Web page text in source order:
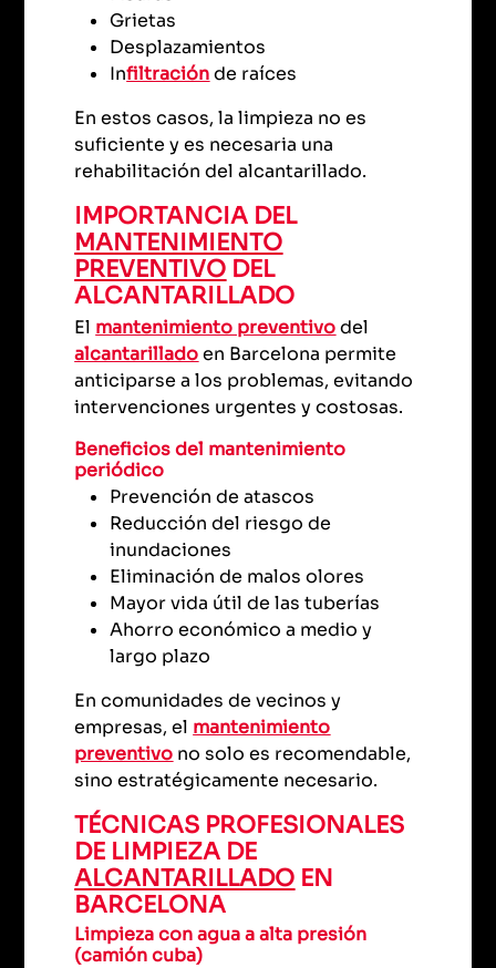
Grietas
Desplazamientos
Infiltraciónde raíces
En estos casos, la limpieza no es
suficiente y es necesaria una
rehabilitación del alcantarillado.
IMPORTANCIA DEL
MANTENIMIENTO
PREVENTIVO DEL
ALCANTARILLADO
El mantenimiento preventivodel
alcantarilladoen Barcelona permite
anticiparse a los problemas, evitando
intervenciones urgentes y costosas.
Beneficios del mantenimiento
periódico
Prevención de atascos
Reducción del riesgo de
inundaciones
Eliminación de malos olores
Mayor vida útil de las tuberías
Ahorro económico a medio y
largo plazo
En comunidades de vecinos y
empresas, el mantenimiento
preventivo no solo es recomendable,
sino estratégicamente necesario.
TÉCNICAS PROFESIONALES
DE LIMPIEZA DE
ALCANTARILLADO EN
BARCELONA
Limpieza con agua a alta presión
(camión cuba)